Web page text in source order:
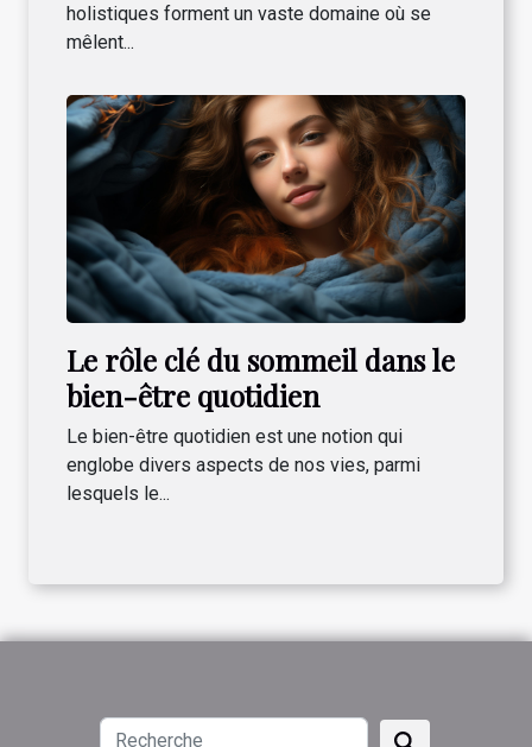
holistiques forment un vaste domaine où se
mêlent...
Le rôle clé du sommeil dans le
bien-être quotidien
Le bien-être quotidien est une notion qui
englobe divers aspects de nos vies, parmi
lesquels le...